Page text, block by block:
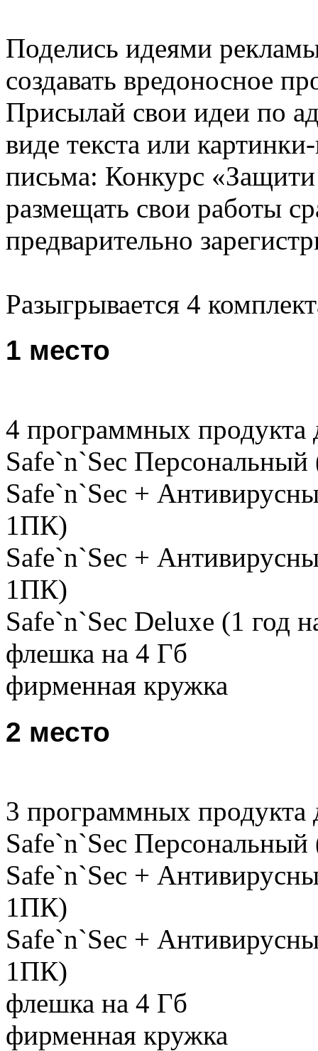
Поделись идеями
создавать вредоносное
Присылай свои идеи по
виде текста или
письма: Конкурс
размещать свои работы
предварительно
Разыгрывается 4
1 место
4 программных
Safe`n`Sec
Safe`n`Sec +
1ПК)
Safe`n`Sec +
1ПК)
Safe`n`Sec Deluxe (1 год
флешка на 4 Гб
фирменная кружка
2 место
3 программных
Safe`n`Sec
Safe`n`Sec +
1ПК)
Safe`n`Sec +
1ПК)
флешка на 4 Гб
фирменная кружка